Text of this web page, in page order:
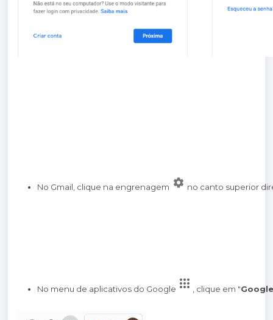
No Gmail, clique na engrenagem no canto superior
No menu de aplicativos do Google , clique em "